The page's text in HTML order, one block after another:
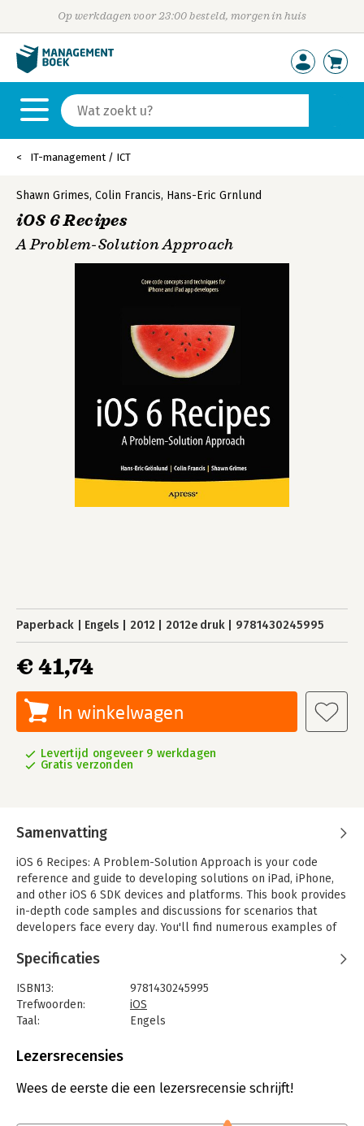
Op werkdagen voor 23:00 besteld, morgen in huis
IT-management / ICT
Shawn Grimes, Colin Francis, Hans-Eric Grnlund
iOS 6 Recipes
A Problem-Solution Approach
Paperback Engels 2012 2012e druk 9781430245995
€ 41,74
In winkelwagen
Levertijd ongeveer 9 werkdagen
Gratis verzonden
Samenvatting
iOS 6 Recipes: A Problem-Solution Approach is your code
reference and guide to developing solutions on iPad, iPhone,
and other iOS 6 SDK devices and platforms. This book provides
in-depth code samples and discussions for scenarios that
developers face every day. You'll find numerous examples of
applications quickly and efficiently.
been geared toward the professional developer. You'll find
clear and concise code samples accompanying each recipe,
and will be presented with cutting-edge solutions that bring
include:
-Working with Autolayout to build flexible user interfaces that
-Building applications that incorporate multimedia
Specificaties
ISBN13:
9781430245995
Trefwoorden:
iOS
Taal:
Engels
Aantal pagina's:
Druk:
2012
Lezersrecensies
Wees de eerste die een lezersrecensie schrijft!